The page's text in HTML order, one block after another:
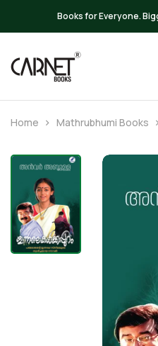
Home Mathrubhumi Books